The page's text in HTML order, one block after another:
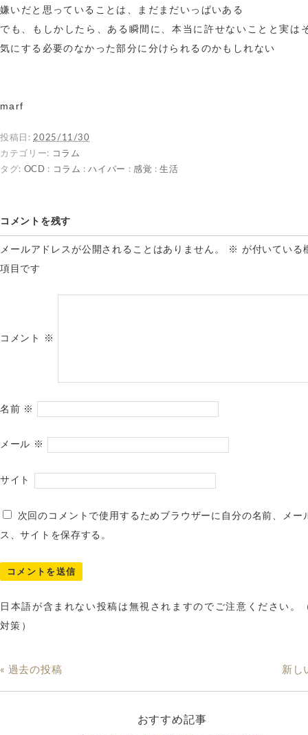
嫌いだと思っていることは、まだまだいっぱいある
でも、もしかしたら、ある瞬間に、本当に許せないことと実は
気にする必要のなかった部分に分けられるのかもしれない
marf
投稿日: 2025/11/30
カテゴリー: コラム
タグ: OCD : コラム :ハイパー : 感覚 :生活
コメントを残す
メールアドレスが公開されることはありません。 ※ が付いている
項目です
コメント ※
名前 ※
メール ※
サイト
次回のコメントで使用するためブラウザーに自分の名前、メー
ス、サイトを保存する。
日本語が含まれない投稿は無視されますのでご注意ください。
対策）
« 過去の投稿 新し
おすすめ記事